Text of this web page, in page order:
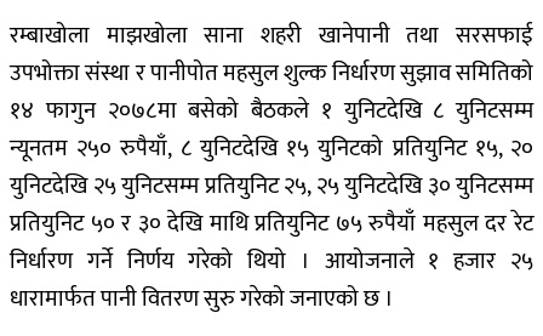
रम्बाखोला माझखोला साना शहरी खानेपानी तथा सरसफाई
उपभोक्ता संस्था र पानीपोत महसुल शुल्क निर्धारण सुझाव समितिको
१४ फागुन २०७८मा बसेको बैठकले १ युनिटदेखि ८ युनिटसम्म
न्यूनतम २५० रुपैयाँ, ८ युनिटदेखि १५ युनिटको प्रतियुनिट १५, २०
युनिटदेखि २५ युनिटसम्म प्रतियुनिट २५, २५ युनिटदेखि ३० युनिटसम्म
प्रतियुनिट ५० र ३० देखि माथि प्रतियुनिट ७५ रुपैयाँ महसुल दर रेट
निर्धारण गर्ने निर्णय गरेको थियो । आयोजनाले १ हजार २५
धारामार्फत पानी वितरण सुरु गरेको जनाएको छ ।